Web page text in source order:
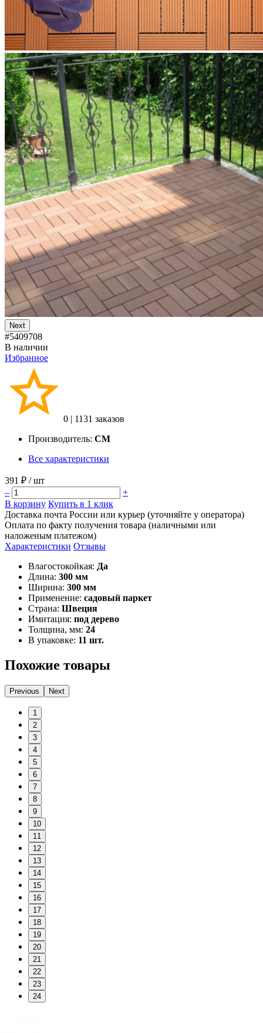
Next
#5409708
В наличии
Избранное
0 | 1131 заказов
Производитель: CM
Все характеристики
391 ₽ / шт
–
+
В корзину Купить в 1 клик
Доставка почта России или курьер (уточняйте у оператора)
Оплата по факту получения товара (наличными или
наложеным платежом)
Характеристики Отзывы
Влагостокойкая: Да
Длина: 300 мм
Ширина: 300 мм
Применение: садовый паркет
Страна: Швеция
Имитация: под дерево
Толщина, мм: 24
В упаковке: 11 шт.
Похожие товары
Previous Next
1
2
3
4
5
6
7
8
9
10
11
12
13
14
15
16
17
18
19
20
21
22
23
24